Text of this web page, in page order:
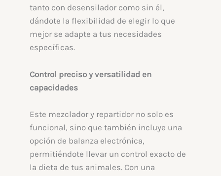
tanto con desensilador como sin él,
dándote la flexibilidad de elegir lo que
mejor se adapte a tus necesidades
específicas.
Control preciso y versatilidad en
capacidades
Este mezclador y repartidor no solo es
funcional, sino que también incluye una
opción de balanza electrónica,
permitiéndote llevar un control exacto de
la dieta de tus animales. Con una